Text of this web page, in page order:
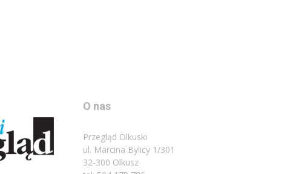
O nas
Przegląd Olkuski
ul. Marcina Bylicy 1/301
32-300 Olkusz